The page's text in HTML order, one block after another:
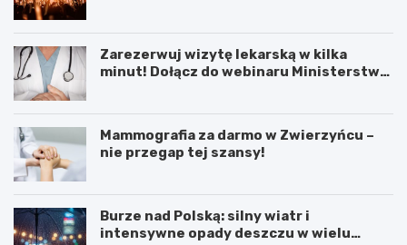
Zarezerwuj wizytę lekarską w kilka
minut! Dołącz do webinaru Ministerstwa
Mammografia za darmo w Zwierzyńcu –
nie przegap tej szansy!
Burze nad Polską: silny wiatr i
intensywne opady deszczu w wielu